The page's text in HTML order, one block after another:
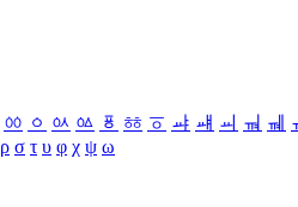
ㆀ ㆁ ㆂ ㆃ ㆄ ㆅ ㆆ ㆇ ㆈ ㆉ ㆊ ㆋ
ρ σ τ υ φ χ ψ ω